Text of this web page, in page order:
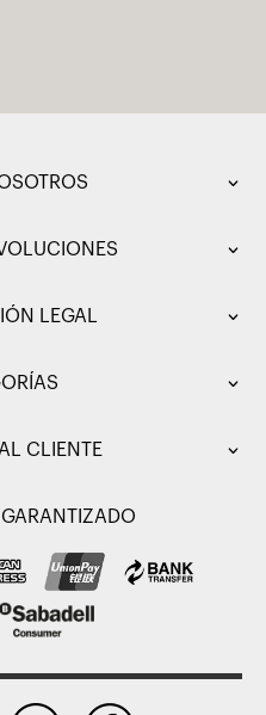
LEGAL
CLIENTE